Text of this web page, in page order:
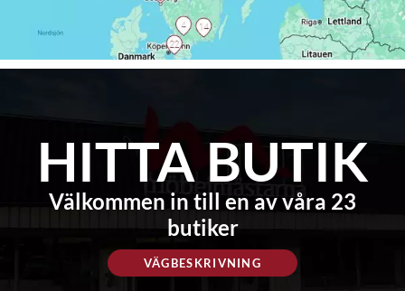
HITTA BUTIK
Välkommen in till en av våra 23
butiker
VÄGBESKRIVNING